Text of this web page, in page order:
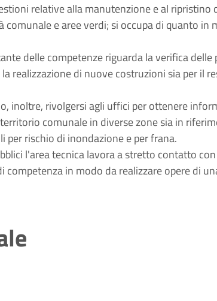
relative alla manutenzione e al ripristino
comunale e aree verdi; si occupa di quanto in
delle competenze riguarda la verifica
realizzazione di nuove costruzioni sia per il
inoltre, rivolgersi agli uffici per ottenere
comunale in diverse zone sia in
per rischio di inondazione e per frana.
l'area tecnica lavora a stretto contatto
competenza in modo da realizzare opere di